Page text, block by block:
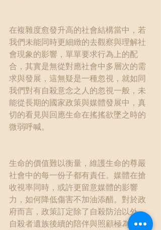
在複雜度愈發升高的社會結構當中，若
我們未能同時更細緻的去觀察與理解社
會現象的影響，單單要求行為上的配
合，其實是無從對應社會中多層次的需
求與發展，這無疑是一種忽視，就如同
我們對有自殺意念之人的忽視一般，未
能從長期的國家政策與媒體發展中，真
切的看見與回應生命在搖搖欲墜之時的
微弱呼喊。
生命的價值難以衡量，維護生命的尊嚴
社會中的每一份子都有責任。媒體在搶
收視率同時，或許更留意媒體的影響
力，如何降低傷害不加油添醋。對於政
府而言，政策訂定除了自殺防治以外，
自殺者遺族後續的陪伴與照顧極為重